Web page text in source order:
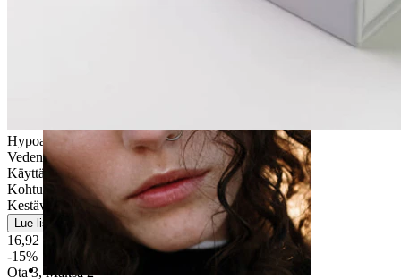
Hypoallergeeninen
Vedenkestävä
Käyttäjäystävällinen
Kohtuulliseen käyttöön
Kestävä
Lue lisää
16,92 €
-15%
Ota 3, Maksa 2